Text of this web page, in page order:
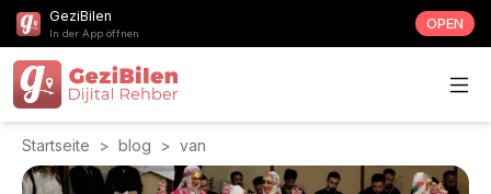
GeziBilen
In der App öffnen
OPEN
Startseite > blog > van